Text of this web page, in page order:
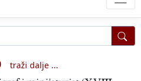
traži dalje ...